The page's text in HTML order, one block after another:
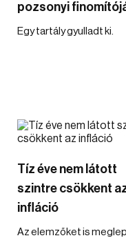
pozsonyi
Egy tartály gyulladt ki.
Tíz éve nem látott
szintre csökkent
infláció
Az elemzőket is